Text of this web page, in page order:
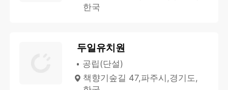
한국
두일유치원
공립(단설)
책향기숲길 47,파주시,경기도,